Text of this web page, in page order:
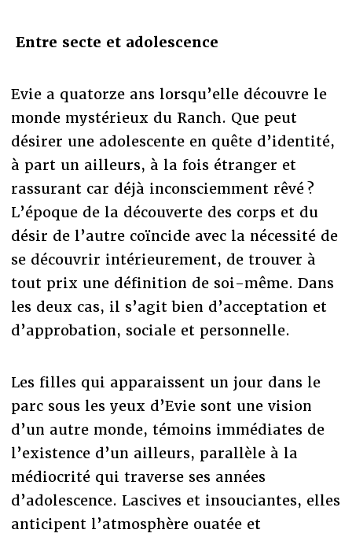
Entre secte et adolescence
Evie a quatorze ans lorsqu’elle découvre le
monde mystérieux du Ranch. Que peut
désirer une adolescente en quête d’identité,
à part un ailleurs, à la fois étranger et
rassurant car déjà inconsciemment rêvé ?
L’époque de la découverte des corps et du
désir de l’autre coïncide avec la nécessité de
se découvrir intérieurement, de trouver à
tout prix une définition de soi-même. Dans
les deux cas, il s’agit bien d’acceptation et
d’approbation, sociale et personnelle.
Les filles qui apparaissent un jour dans le
parc sous les yeux d’Evie sont une vision
d’un autre monde, témoins immédiates de
l’existence d’un ailleurs, parallèle à la
médiocrité qui traverse ses années
d’adolescence. Lascives et insouciantes, elles
anticipent l’atmosphère ouatée et